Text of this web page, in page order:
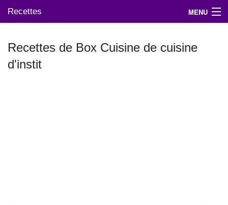
Recettes MENU
Mes blogs préférés
Recettes de Box Cuisine de cuisine
d'instit